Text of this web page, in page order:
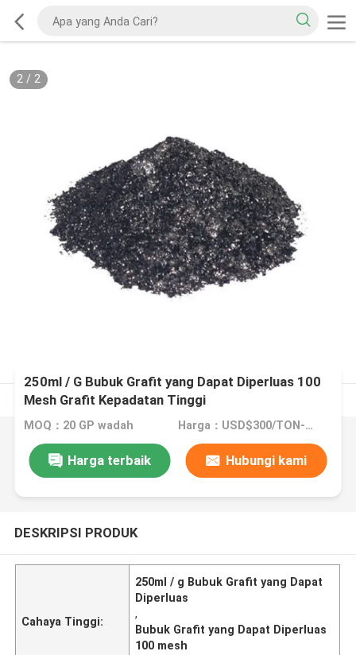
2/ 2
250ml / G Bubuk Grafit yang Dapat Diperluas 100
Mesh Grafit Kepadatan Tinggi
MOQ：20 GP wadah Harga：USD$300/TON-USD$3000/TON
Harga terbaik Hubungi kami
DESKRIPSI PRODUK
Cahaya Tinggi:
250ml / g Bubuk Grafit yang Dapat
Diperluas
,
Bubuk Grafit yang Dapat Diperluas
100 mesh